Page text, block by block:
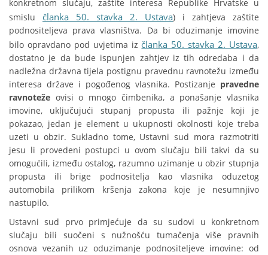
konkretnom slučaju, zaštite interesa Republike Hrvatske u
smislu članka 50. stavka 2. Ustava) i zahtjeva zaštite
podnositeljeva prava vlasništva. Da bi oduzimanje imovine
bilo opravdano pod uvjetima iz članka 50. stavka 2. Ustava,
dostatno je da bude ispunjen zahtjev iz tih odredaba i da
nadležna državna tijela postignu pravednu ravnotežu između
interesa države i pogođenog vlasnika. Postizanje pravedne
ravnoteže ovisi o mnogo čimbenika, a ponašanje vlasnika
imovine, uključujući stupanj propusta ili pažnje koji je
pokazao, jedan je element u ukupnosti okolnosti koje treba
uzeti u obzir. Sukladno tome, Ustavni sud mora razmotriti
jesu li provedeni postupci u ovom slučaju bili takvi da su
omogućili, između ostalog, razumno uzimanje u obzir stupnja
propusta ili brige podnositelja kao vlasnika oduzetog
automobila prilikom kršenja zakona koje je nesumnjivo
nastupilo.
Ustavni sud prvo primjećuje da su sudovi u konkretnom
slučaju bili suočeni s nužnošću tumačenja više pravnih
osnova vezanih uz oduzimanje podnositeljeve imovine: od